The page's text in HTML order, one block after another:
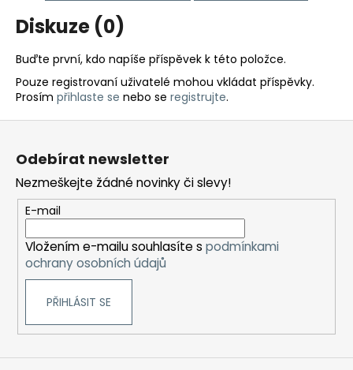
Diskuze (0)
Buďte první, kdo napíše příspěvek k této položce.
Pouze registrovaní uživatelé mohou vkládat příspěvky.
Prosím přihlaste se nebo se registrujte.
Odebírat newsletter
Nezmeškejte žádné novinky či slevy!
E-mail
Vložením e-mailu souhlasíte s podmínkami
ochrany osobních údajů
PŘIHLÁSIT SE